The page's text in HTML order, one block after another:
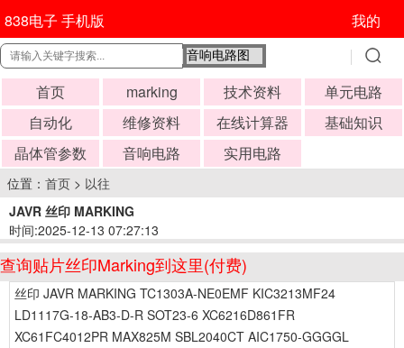
838电子 手机版 我的
首页 marking 技术资料
单元电路
自动化
维修资料 在线计算器
基础知识
晶体管参数
音响电路 实用电路
位置： 首页 > 以往
JAVR 丝印 MARKING
时间:2025-12-13 07:27:13
查询贴片丝印Marking到这里(付费)
丝印 JAVR MARKING TC1303A-NE0EMF KIC3213MF24
LD1117G-18-AB3-D-R SOT23-6 XC6216D861FR
XC61FC4012PR MAX825M SBL2040CT AIC1750-GGGGL